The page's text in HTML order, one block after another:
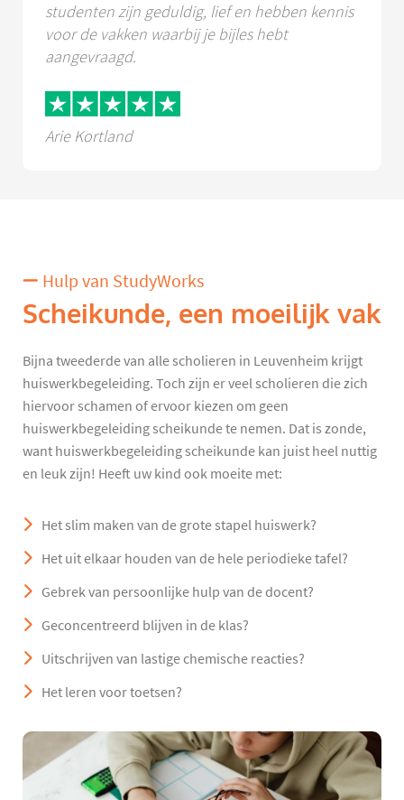
studenten zijn geduldig, lief en hebben kennis
voor de vakken waarbij je bijles hebt
aangevraagd.
Arie Kortland
Hulp van StudyWorks
Scheikunde, een moeilijk vak
Bijna tweederde van alle scholieren in Leuvenheim krijgt
huiswerkbegeleiding. Toch zijn er veel scholieren die zich
hiervoor schamen of ervoor kiezen om geen
huiswerkbegeleiding scheikunde te nemen. Dat is zonde,
want huiswerkbegeleiding scheikunde kan juist heel nuttig
en leuk zijn! Heeft uw kind ook moeite met:
Het slim maken van de grote stapel huiswerk?
Het uit elkaar houden van de hele periodieke tafel?
Gebrek van persoonlijke hulp van de docent?
Geconcentreerd blijven in de klas?
Uitschrijven van lastige chemische reacties?
Het leren voor toetsen?